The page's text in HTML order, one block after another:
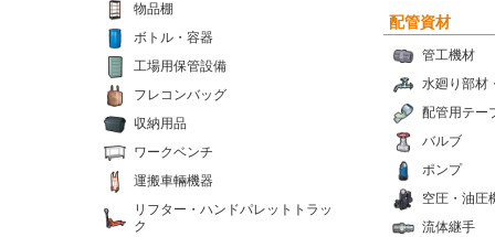
物品棚
ボトル・容器
工場用保管設備
フレコンバッグ
収納用品
ワークベンチ
運搬車輛機器
リフター・ハンドパレットトラッ
ク
配管資材
管工機材
水廻り部材
配管用テー
バルブ
ポンプ
空圧・油圧
流体継手